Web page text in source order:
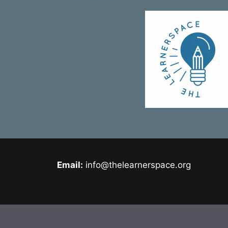
Email: info@thelearnerspace.org